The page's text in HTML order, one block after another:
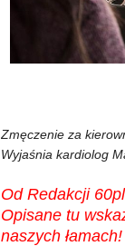
Zmęczenie za
Wyjaśnia kardiolog
Od Redakcji
Opisane tu
naszych łamach!